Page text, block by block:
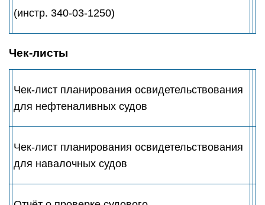
(инстр. 340-03-1250)
Чек-листы
Чек-лист планирования освидетельствования
для нефтеналивных судов
Чек-лист планирования освидетельствования
для навалочных судов